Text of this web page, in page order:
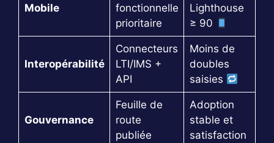
Mobile
fonctionnelle
prioritaire
Lighthouse
≥ 90
Interopérabilité
Connecteurs
LTI/IMS +
API
Moins de
doubles
saisies
Gouvernance
Feuille de
route
publiée
Adoption
stable et
satisfaction